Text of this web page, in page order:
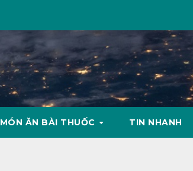
MÓN ĂN BÀI THUỐC TIN NHANH